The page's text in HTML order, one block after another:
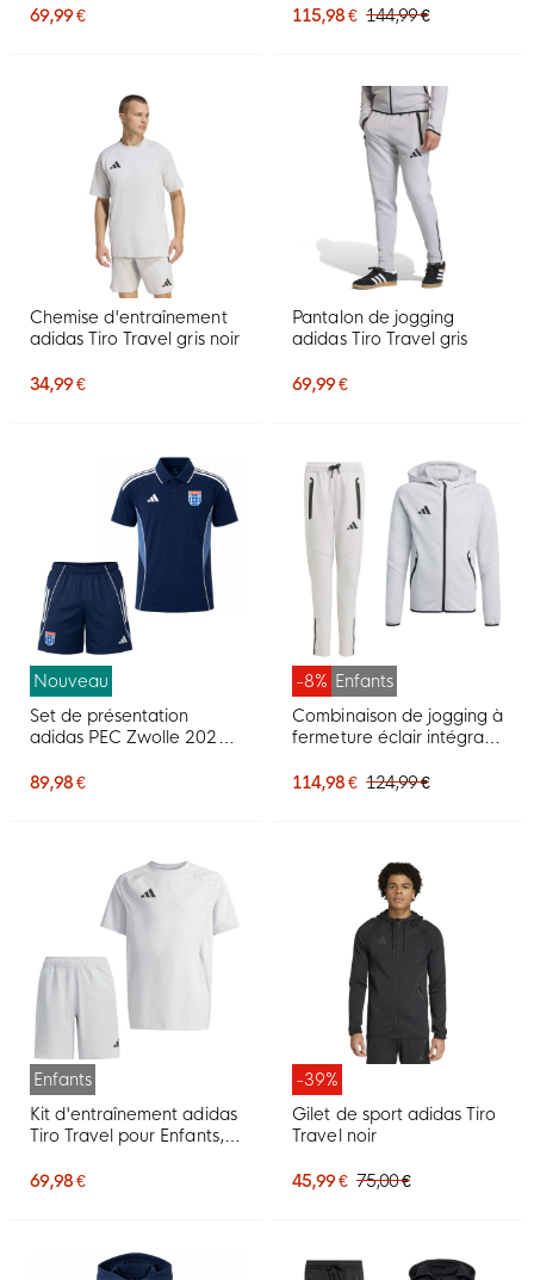
69,99 €
115,98 € 144,99 €
Chemise d'entraînement
adidas Tiro Travel gris noir
34,99 €
Pantalon de jogging
adidas Tiro Travel gris
69,99 €
Nouveau
Set de présentation
adidas PEC Zwolle 2026-
89,98 €
-8% Enfants
Combinaison de jogging à
fermeture éclair intégrale
enfants, gris
114,98 € 124,99 €
Enfants
Kit d'entraînement adidas
Tiro Travel pour Enfants,
69,98 €
-39%
Gilet de sport adidas Tiro
Travel noir
45,99 € 75,00 €